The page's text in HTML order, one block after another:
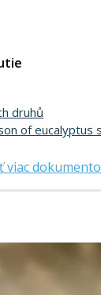
druhů
of eucalyptus
viac